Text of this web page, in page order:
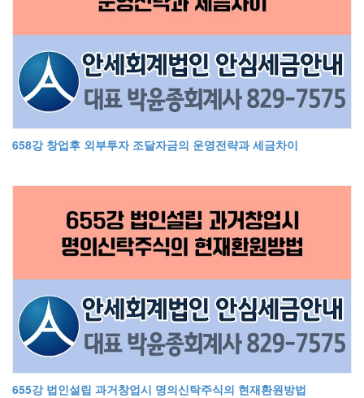
658강 창업후 외부투자 조달자금의 운영전략과 세금차이
655강 법인설립 과거창업시 명의신탁주식의 현재환원방법